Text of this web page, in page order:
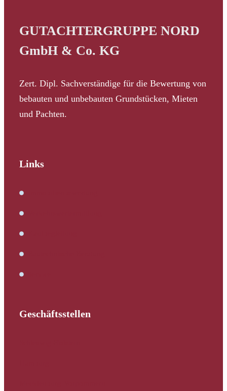
GUTACHTERGRUPPE NORD
GmbH & Co. KG
Zert. Dipl. Sachverständige für die Bewertung von
bebauten und unbebauten Grundstücken, Mieten
und Pachten.
Links
Geschäftsstellen